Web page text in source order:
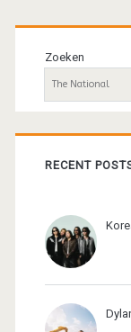
Zoeken
RECENT